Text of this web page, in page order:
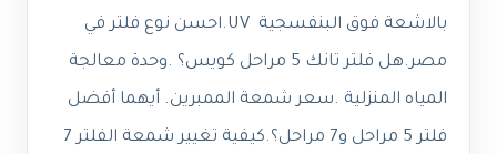
بالاشعة فوق البنفسجية UV.
احسن نوع فلتر في
مصر.هل فلتر تانك 5 مراحل كويس؟ .
وحدة معالجة
المياه المنزلية .سعر شمعة الممبرين. أيهما أفضل
فلتر 5 مراحل و7 مراحل؟.
كيفية تغيير شمعة الفلتر 7